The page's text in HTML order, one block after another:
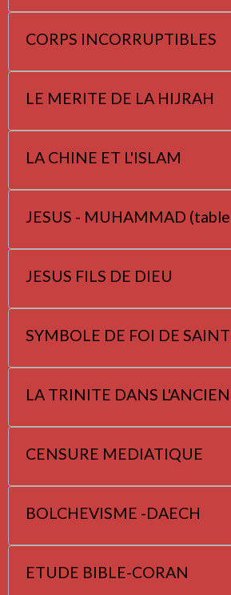
CORPS INCORRUPTIBLES
LE MERITE DE LA HIJRAH
LA CHINE ET L'ISLAM
JESUS - MUHAMMAD
JESUS FILS DE DIEU
SYMBOLE DE FOI DE
LA TRINITE DANS
CENSURE MEDIATIQUE
BOLCHEVISME -DAECH
ETUDE BIBLE-CORAN